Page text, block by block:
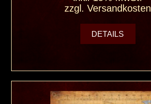
zzgl.Versandkosten
DETAILS